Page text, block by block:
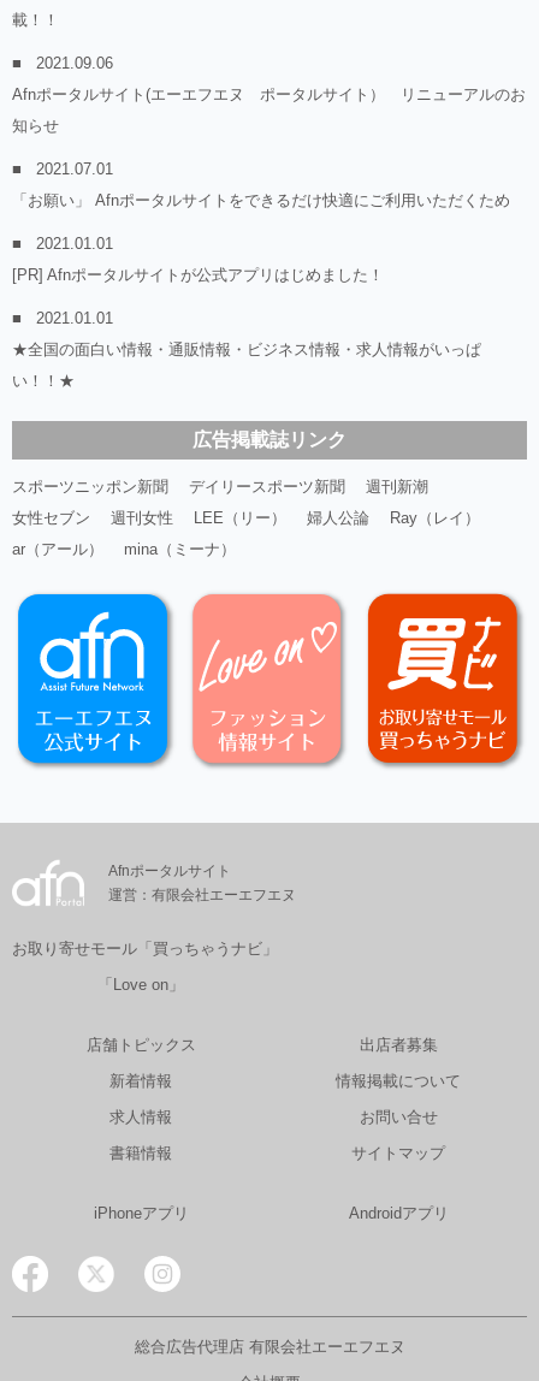
載！！
2021.09.06
Afnポータルサイト(エーエフエヌ ポータルサイト） リニューアルのお
知らせ
2021.07.01
「お願い」 Afnポータルサイトをできるだけ快適にご利用いただくため
2021.01.01
[PR] Afnポータルサイトが公式アプリはじめました！
2021.01.01
★全国の面白い情報・通販情報・ビジネス情報・求人情報がいっぱ
い！！★
広告掲載誌リンク
スポーツニッポン新聞 デイリースポーツ新聞
週刊新潮
女性セブン
週刊女性 LEE（リー） 婦人公論
Ray（レイ）
ar（アール）
mina（ミーナ）
Afnポータルサイト
運営：有限会社エーエフエヌ
お取り寄せモール「買っちゃうナビ」
「Love on」
店舗トピックス
新着情報
求人情報
書籍情報
出店者募集
情報掲載について
お問い合せ
サイトマップ
iPhoneアプリ Androidアプリ
総合広告代理店 有限会社エーエフエヌ